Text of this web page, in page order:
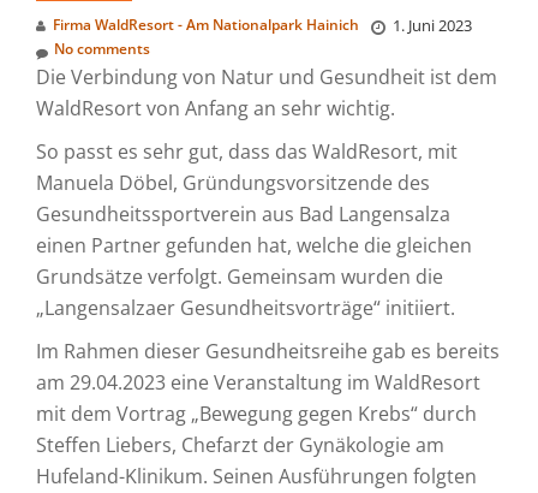
Firma WaldResort - Am Nationalpark Hainich 1. Juni 2023
No comments
Die Verbindung von Natur und Gesundheit ist dem
WaldResort von Anfang an sehr wichtig.
So passt es sehr gut, dass das WaldResort, mit
Manuela Döbel, Gründungsvorsitzende des
Gesundheitssportverein aus Bad Langensalza
einen Partner gefunden hat, welche die gleichen
Grundsätze verfolgt. Gemeinsam wurden die
„Langensalzaer Gesundheitsvorträge“ initiiert.
Im Rahmen dieser Gesundheitsreihe gab es bereits
am 29.04.2023 eine Veranstaltung im WaldResort
mit dem Vortrag „Bewegung gegen Krebs“ durch
Steffen Liebers, Chefarzt der Gynäkologie am
Hufeland-Klinikum. Seinen Ausführungen folgten